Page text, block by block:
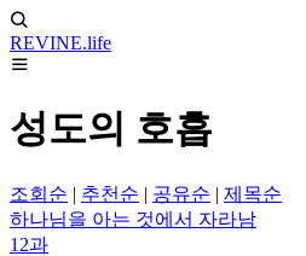
REVINE.life
성도의 호흡
조회순 | 추천순 | 공유순 | 제목순
하나님을 아는 것에서 자라남
12과